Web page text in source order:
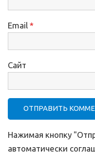
Email *
Сайт
Нажимая кнопку
автоматически